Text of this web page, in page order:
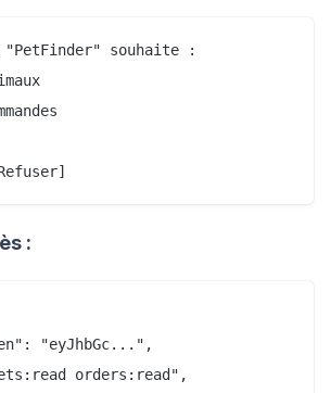
souhaite :
:
"eyJhbGc...",
orders:read",